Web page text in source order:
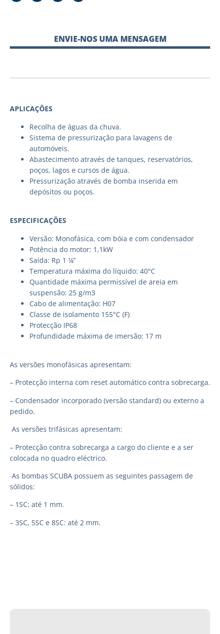
ENVIE-NOS UMA MENSAGEM
APLICAÇÕES
Recolha de águas da chuva.
Sistema de pressurização para lavagens de
automóveis.
Abastecimento através de tanques, reservatórios,
poços, lagos e cursos de água.
Pressurização através de bomba inserida em
depósitos ou poços.
ESPECIFICAÇÕES
Versão: Monofásica, com bóia e com condensador
Potência do motor: 1,1kW
Saída: Rp 1 ¼”
Temperatura máxima do líquido: 40°C
Quantidade máxima permissível de areia em
suspensão: 25 g/m3
Cabo de alimentação: H07
Classe de isolamento 155°C (F)
Protecção IP68
Profundidade máxima de imersão: 17 m
As versões monofásicas apresentam:
– Protecção interna com reset automático contra sobrecarga.
– Condensador incorporado (versão standard) ou externo a
pedido.
As versões trifásicas apresentam:
– Protecção contra sobrecarga a cargo do cliente e a ser
colocada no quadro eléctrico.
As bombas SCUBA possuem as seguintes passagem de
sólidos:
– 1SC: até 1 mm.
– 3SC, 5SC e 8SC: até 2 mm.